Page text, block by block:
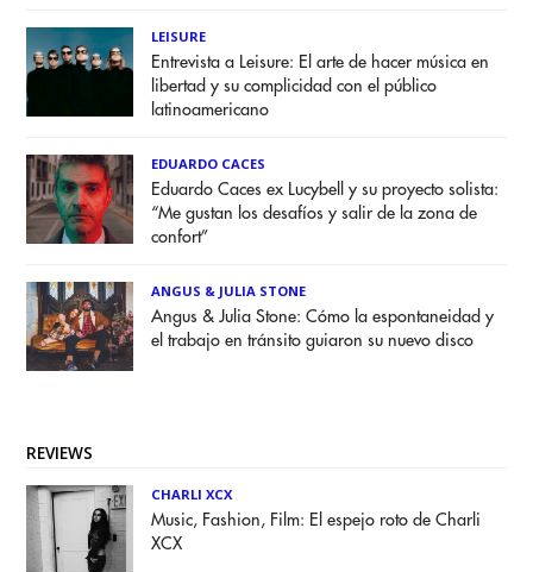
LEISURE
Entrevista a Leisure: El arte de hacer música en
libertad y su complicidad con el público
latinoamericano
EDUARDO CACES
Eduardo Caces ex Lucybell y su proyecto solista:
“Me gustan los desafíos y salir de la zona de
confort”
ANGUS & JULIA STONE
Angus & Julia Stone: Cómo la espontaneidad y
el trabajo en tránsito guiaron su nuevo disco
REVIEWS
CHARLI XCX
Music, Fashion, Film: El espejo roto de Charli
XCX